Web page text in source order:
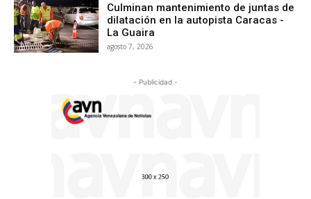
Culminan mantenimiento de juntas de
dilatación en la autopista Caracas -
La Guaira
agosto 7, 2026
- Publicidad -